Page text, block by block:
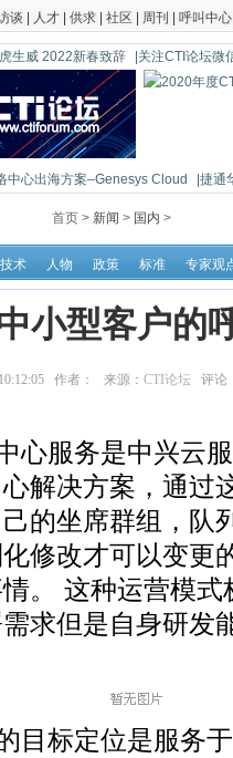
谈 人才 供求 社区 周刊 呼叫中心
虎生威 2022新春致辞 |关注CTI论坛微
中心出海方案–Genesys Cloud
|捷通
首页 > 新闻 > 国内 >
技术 人物 政策 标准 专家观
小型客户的
作者： 来源： CTI论坛 评论
服务是中兴云
解决方案，通过
的坐席群组，队
修改才可以变更
。 这种运营模
求但是自身研发
标定位是服务